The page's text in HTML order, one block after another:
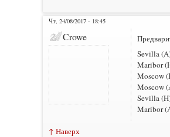
Чт, 24/08/2017 - 18:45
Crowe
Sevilla
Maribor
Moscow
Moscow
Sevilla
Maribor
↑ Наверх